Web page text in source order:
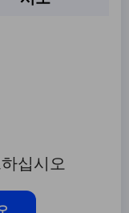
십시오